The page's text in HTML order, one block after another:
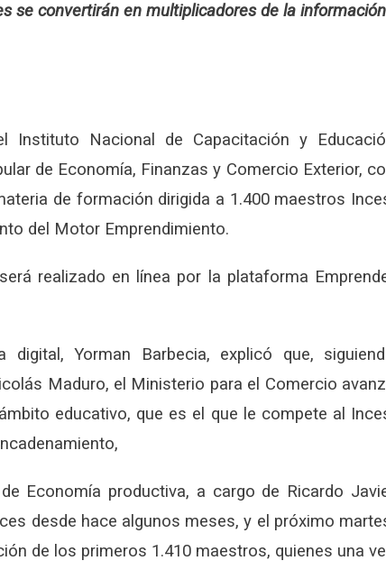
se convertirán en multiplicadores de la información
Nacional de Capacitación y
de Economía, Finanzas y Comercio Exterior,
de formación dirigida a 1.400 maestros
del Motor Emprendimiento.
realizado en línea por la plataforma
Yorman Barbecia, explicó que,
Maduro, el Ministerio para el Comercio
educativo, que es el que le compete al
Economía productiva, a cargo de Ricardo
desde hace algunos meses, y el próximo
de los primeros 1.410 maestros, quienes una